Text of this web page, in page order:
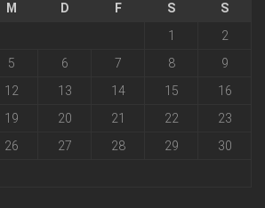
M D F S
S
1
2
5 6 7 8
9
12 13 14 15
16
19 20 21 22
23
26 27 28 29
30